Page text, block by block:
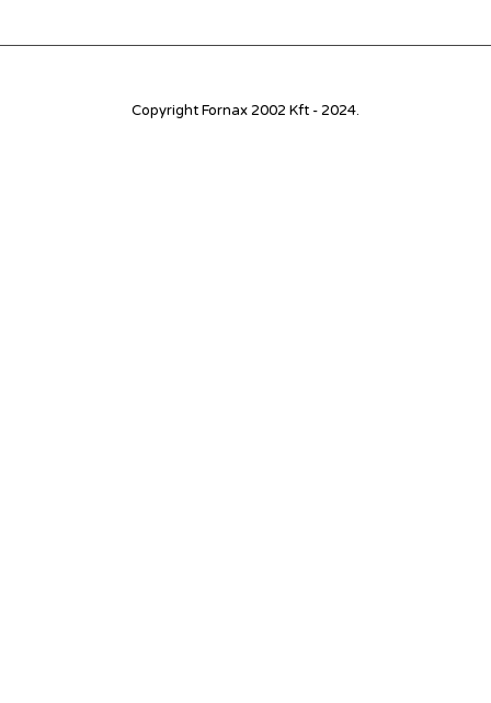
Copyright Fornax 2002 Kft - 2024.